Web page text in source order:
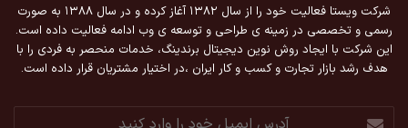
شرکت ویستا فعالیت خود را از سال ۱۳۸۲ آغاز کرده و در سال ۱۳۸۸ به صورت
رسمی و تخصصی در زمینه ی طراحی و توسعه ی وب ادامه فعالیت داده است.
این شرکت با ایجاد روش نوین دیجیتال برندینگ، خدمات منحصر به فردی را با
هدف رشد بازار تجارت و کسب و کار ایران ،در اختیار مشتریان قرار داده است.
آدرس